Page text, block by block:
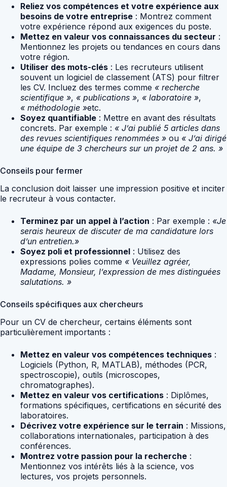
Reliez vos compétences et votre expérience aux
besoins de votre entreprise : Montrez comment
votre expérience répond aux exigences du poste.
Mettez en valeur vos connaissances du secteur :
Mentionnez les projets ou tendances en cours dans
votre région.
Utiliser des mots-clés : Les recruteurs utilisent
souvent un logiciel de classement (ATS) pour filtrer
les CV. Incluez des termes comme « recherche
scientifique », « publications », « laboratoire »,
« méthodologie »etc.
Soyez quantifiable : Mettre en avant des résultats
concrets. Par exemple : « J’ai publié 5 articles dans
des revues scientifiques renommées » ou « J’ai dirigé
une équipe de 3 chercheurs sur un projet de 2 ans. »
Conseils pour fermer
La conclusion doit laisser une impression positive et inciter
le recruteur à vous contacter.
Terminez par un appel à l’action : Par exemple : «Je
serais heureux de discuter de ma candidature lors
d’un entretien.»
Soyez poli et professionnel : Utilisez des
expressions polies comme « Veuillez agréer,
Madame, Monsieur, l’expression de mes distinguées
salutations. »
Conseils spécifiques aux chercheurs
Pour un CV de chercheur, certains éléments sont
particulièrement importants :
Mettez en valeur vos compétences techniques :
Logiciels (Python, R, MATLAB), méthodes (PCR,
spectroscopie), outils (microscopes,
chromatographes).
Mettez en valeur vos certifications : Diplômes,
formations spécifiques, certifications en sécurité des
laboratoires.
Décrivez votre expérience sur le terrain : Missions,
collaborations internationales, participation à des
conférences.
Montrez votre passion pour la recherche :
Mentionnez vos intérêts liés à la science, vos
lectures, vos projets personnels.